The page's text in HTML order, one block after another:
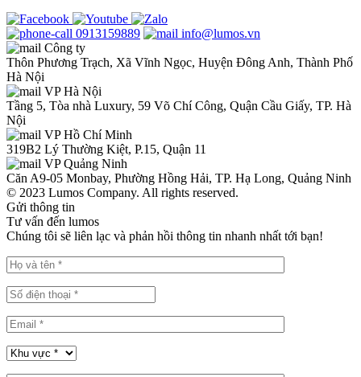
0913159889
info@lumos.vn
Công ty
Thôn Phương Trạch, Xã Vĩnh Ngọc, Huyện Đông Anh, Thành Phố
Hà Nội
VP Hà Nội
Tầng 5, Tòa nhà Luxury, 59 Võ Chí Công, Quận Cầu Giấy, TP. Hà
Nội
VP Hồ Chí Minh
319B2 Lý Thường Kiệt, P.15, Quận 11
VP Quảng Ninh
Căn A9-05 Monbay, Phường Hồng Hải, TP. Hạ Long, Quảng Ninh
© 2023 Lumos Company. All rights reserved.
Gửi thông tin
Tư vấn đến lumos
Chúng tôi sẽ liên lạc và phản hồi thông tin nhanh nhất tới bạn!